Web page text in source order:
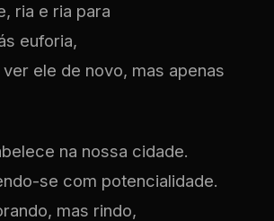
ria e ria para
euforia,
ele de novo, mas apenas
na nossa cidade.
se com potencialidade.
mas rindo,